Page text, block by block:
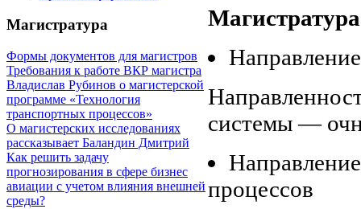
Магистратура
Формы документов для магистров
Требования к работе ВКР магистра
Владислав Рубинов о магистерской
программе «Технология
транспортных процессов»
О магистерских исследованиях
рассказывает Баландин Дмитрий
Как решить задачу
прогнозирования в сфере бизнес
авиации с учетом влияния внешней
среды?
Магистратура
системы —
процессов